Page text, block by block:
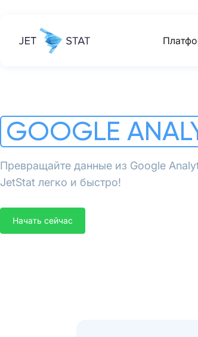
GOOGLE
Превращайте данные из Google
JetStat легко и быстро!
Начать сейчас